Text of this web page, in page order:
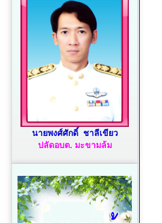
นายพงศ์ศักดิ์ ชาลีเขียว
ปลัดอบต. มะขามล้ม